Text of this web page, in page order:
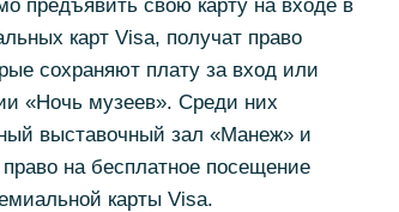
предъявить свою карту на входе в
карт Visa, получат право
сохраняют плату за вход или
«Ночь музеев». Среди них
выставочный зал «Манеж» и
на бесплатное посещение
карты Visa.